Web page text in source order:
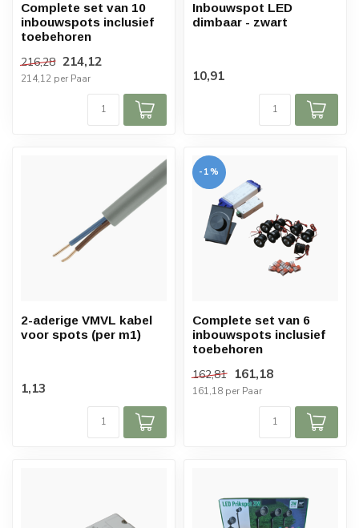
Complete set van 10
inbouwspots inclusief
toebehoren
216,28 214,12
214,12 per Paar
Inbouwspot LED
dimbaar - zwart
10,91
2-aderige VMVL kabel
voor spots (per m1)
1,13
-1%
Complete set van 6
inbouwspots inclusief
toebehoren
162,81 161,18
161,18 per Paar